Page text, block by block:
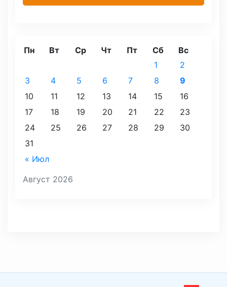
Август 2026
Пн Вт Ср Чт Пт Сб Вс
« Июл
1
2
3
4 5 6 7 8
9
10
11 12 13 14 15
16
17
18 19 20 21 22
23
24
25 26 27 28 29
30
31